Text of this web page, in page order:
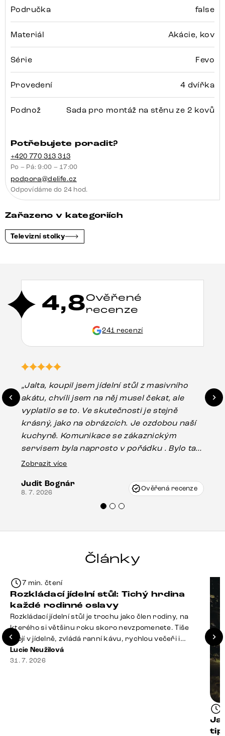
Područka false
Materiál Akácie, kov
Série Fevo
Provedení 4 dvířka
Podnož Sada pro montáž na stěnu ze 2 kovů
Potřebujete poradit?
+420 770 313 313
Po – Pá: 9:00 – 17:00
podpora@delife.cz
Odpovídáme do 24 hod.
Zařazeno v kategoriích
Televizní stolky
4,8Ověřené
recenze
241 recenzí
„Jalta, koupil jsem jídelní stůl z masivního
akátu, chvíli jsem na něj musel čekat, ale
vyplatilo se to. Ve skutečnosti je stejně
krásný, jako na obrázcích. Je ozdobou naší
kuchyně. Komunikace se zákaznickým
servisem byla naprosto v pořádku . Bylo tam
drobné poškození u nohy stolu, které mohlo
Vincze mi velmi korektně vyšli vstříc.
Doporučuji produkty Delife všem.“
Zobrazit více
Judit Bognár
8. 7. 2026 Ověřená recenze
Články
7 min. čtení
Rozkládací jídelní stůl: Tichý hrdina
každé rodinné oslavy
Rozkládací jídelní stůl je trochu jako člen rodiny, na
kterého si většinu roku skoro nevzpomenete. Tiše
stojí v jídelně, zvládá ranní kávu, rychlou večeři i
hromadu dopisů, které je potřeba „někdy vyřídit“. Pak
ale přijdou Vánoce, narozeniny nebo zpráva: „Stavíme
Lucie Neužilová
31. 7. 2026